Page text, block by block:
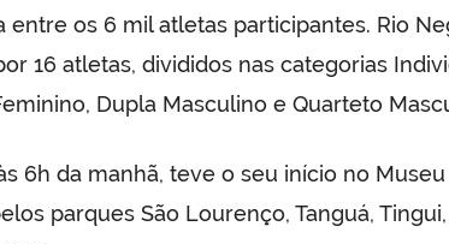
entre os 6 mil atletas participantes. Rio
16 atletas, divididos nas categorias
Dupla Masculino e Quarteto
6h da manhã, teve o seu início no Museu
parques São Lourenço, Tanguá,